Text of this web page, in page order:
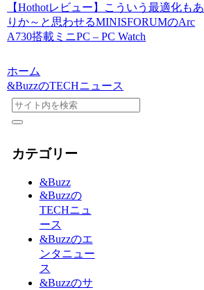
【Hothotレビュー】こういう最適化もあ
りか～と思わせるMINISFORUMのArc
A730搭載ミニPC – PC Watch
ホーム
&BuzzのTECHニュース
カテゴリー
&Buzz
&Buzzの
TECHニュ
ース
&Buzzのエ
ンタニュー
ス
&Buzzのサ